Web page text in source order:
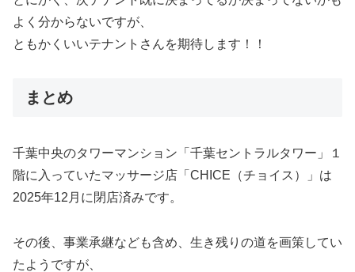
よく分からないですが、
ともかくいいテナントさんを期待します！！
まとめ
千葉中央のタワーマンション「千葉セントラルタワー」１
階に入っていたマッサージ店「CHICE（チョイス）」は
2025年12月に閉店済みです。
その後、事業承継なども含め、生き残りの道を画策してい
たようですが、